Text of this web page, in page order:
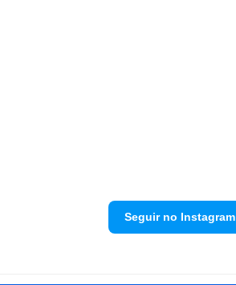
Seguir no Instagram